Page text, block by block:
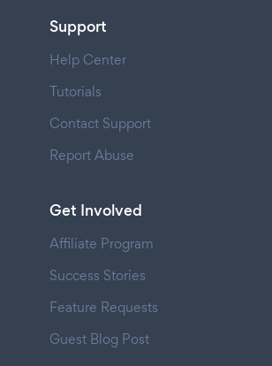
Support
Help Center
Tutorials
Contact Support
Report Abuse
Get Involved
Affiliate Program
Success Stories
Feature Requests
Guest Blog Post